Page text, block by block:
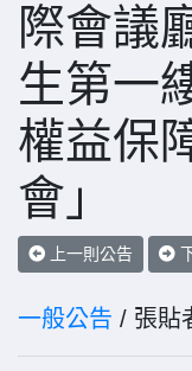
際會議
生第一
權益保
會」
上一則公告
一般公告 / 張貼